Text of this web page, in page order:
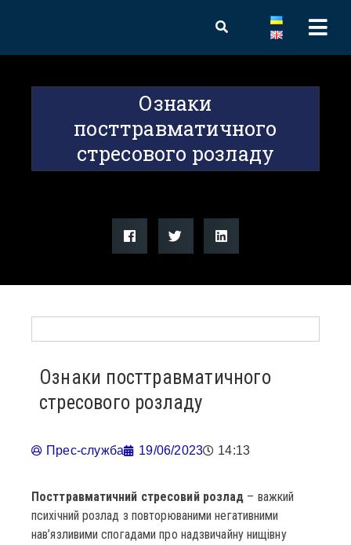
Ознаки
посттравматичного
стресового розладу
Ознаки посттравматичного
стресового розладу
Прес-служба 19/06/2023 14:13
Посттравматичний стресовий розлад – важкий
психічний розлад з повторюваними негативними
нав’язливими спогадами про надзвичайну нищівну